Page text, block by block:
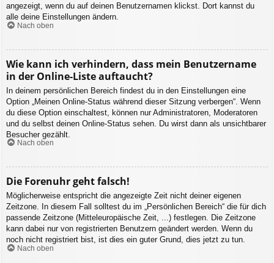
angezeigt, wenn du auf deinen Benutzernamen klickst. Dort kannst du
alle deine Einstellungen ändern.
Nach oben
Wie kann ich verhindern, dass mein Benutzername
in der Online-Liste auftaucht?
In deinem persönlichen Bereich findest du in den Einstellungen eine
Option „Meinen Online-Status während dieser Sitzung verbergen“. Wenn
du diese Option einschaltest, können nur Administratoren, Moderatoren
und du selbst deinen Online-Status sehen. Du wirst dann als unsichtbarer
Besucher gezählt.
Nach oben
Die Forenuhr geht falsch!
Möglicherweise entspricht die angezeigte Zeit nicht deiner eigenen
Zeitzone. In diesem Fall solltest du im „Persönlichen Bereich“ die für dich
passende Zeitzone (Mitteleuropäische Zeit, ...) festlegen. Die Zeitzone
kann dabei nur von registrierten Benutzern geändert werden. Wenn du
noch nicht registriert bist, ist dies ein guter Grund, dies jetzt zu tun.
Nach oben